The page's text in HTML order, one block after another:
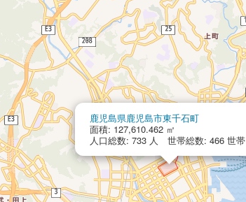
鹿児島県鹿児島市東千石町
面積: 127,610.462 ㎡
人口総数: 733 人 世帯総数: 466 世帯